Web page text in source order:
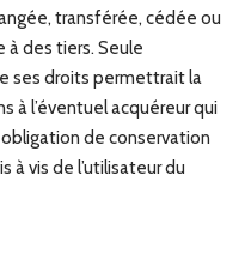
transférée, cédée ou
à des tiers. Seule
ses droits permettrait la
à l’éventuel acquéreur qui
de conservation
vis de l’utilisateur du